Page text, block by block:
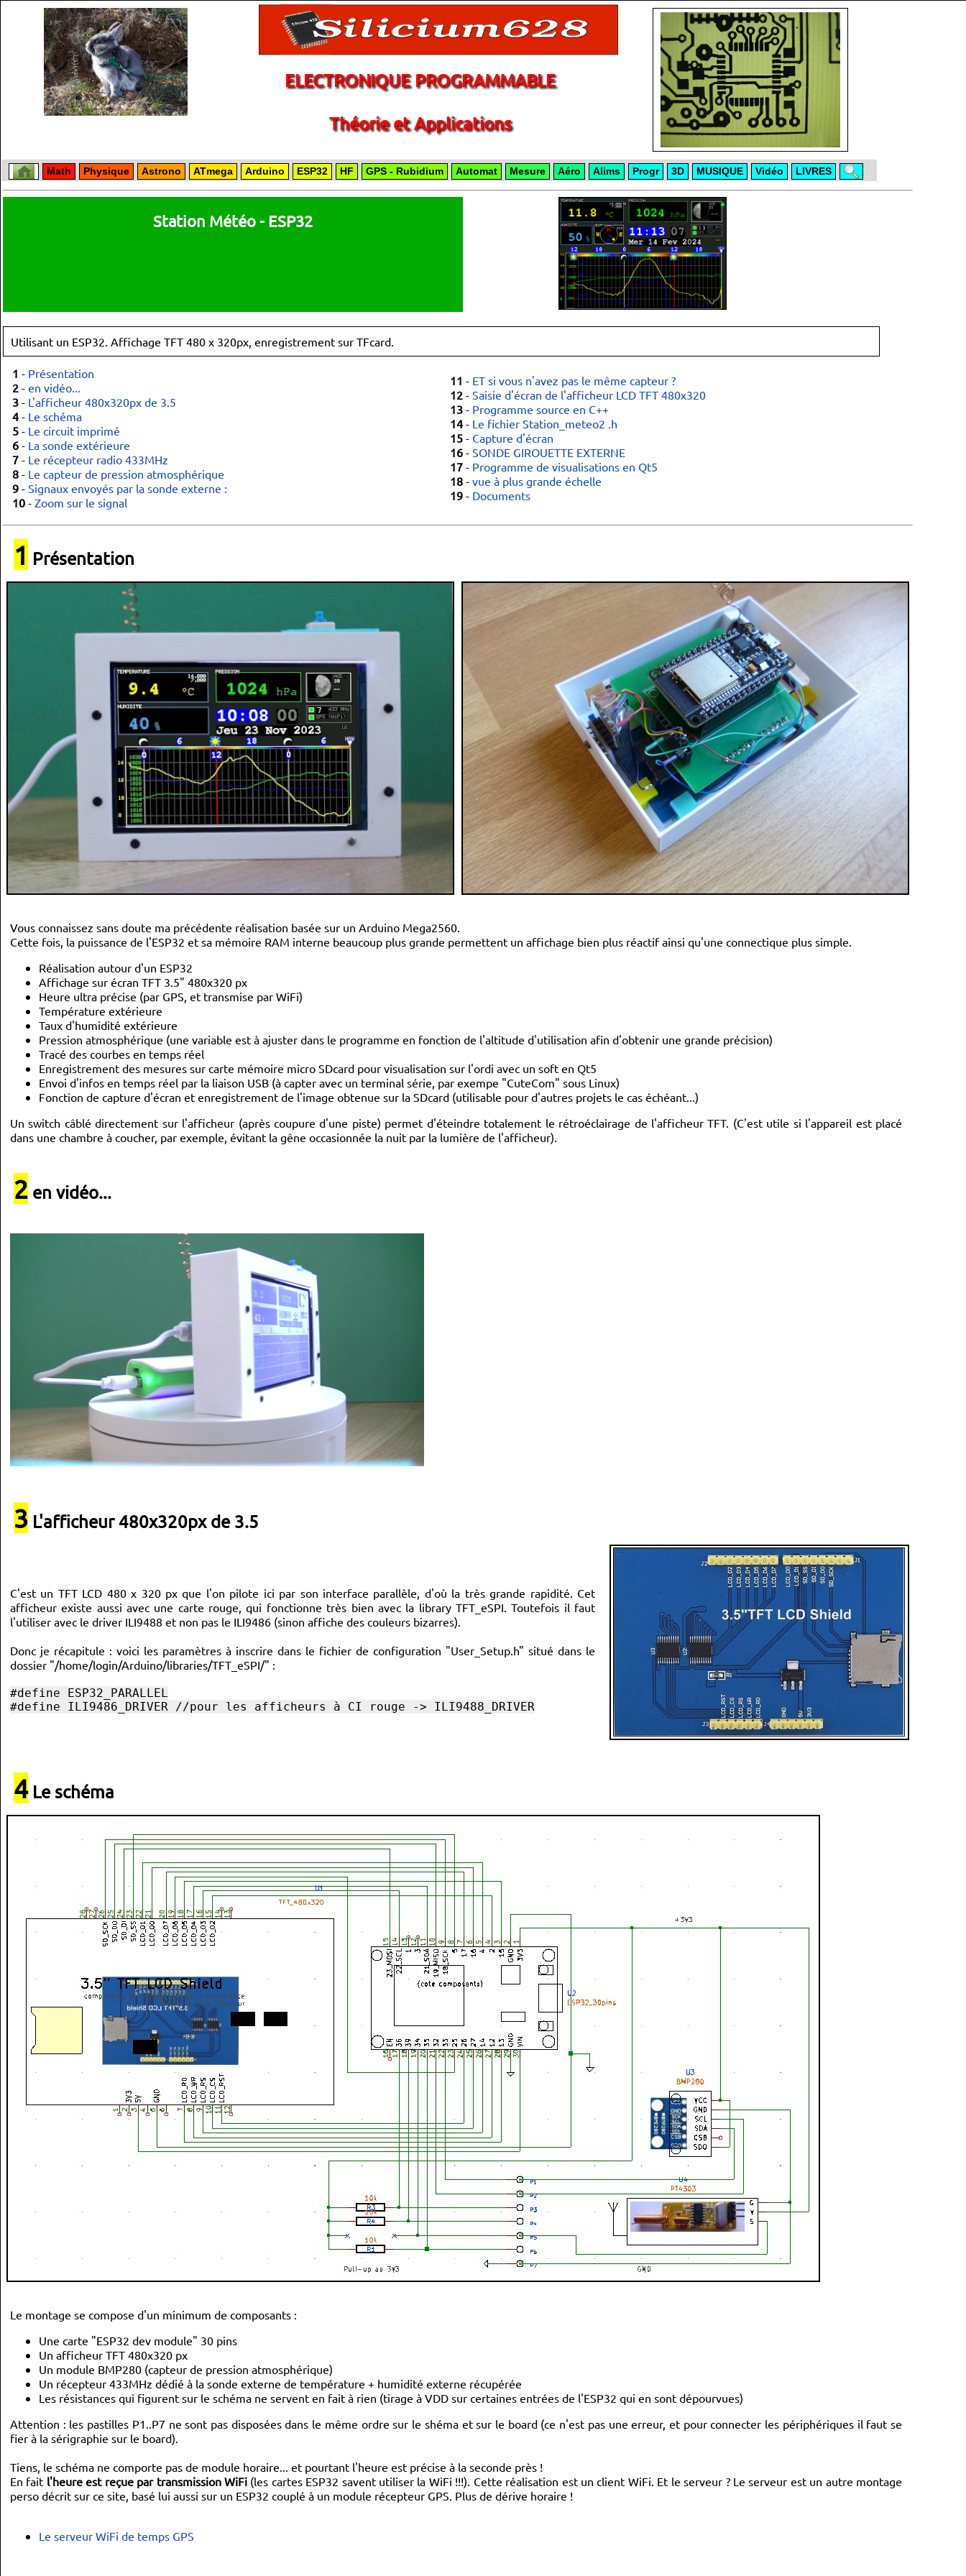
ELECTRONIQUE PROGRAMMABLE
Théorie et Applications
Math Physique Astrono ATmega Arduino ESP32 HF GPS - Rubidium Automat Mesure Aéro Alims Progr 3D MUSIQUE Vidéo LIVRES
Station Météo - ESP32
Utilisant un ESP32. Affichage TFT 480 x 320px, enregistrement sur TFcard.
1 - Présentation
2 - en vidéo...
3 - L'afficheur 480x320px de 3.5
4 - Le schéma
5 - Le circuit imprimé
6 - La sonde extérieure
7 - Le récepteur radio 433MHz
8 - Le capteur de pression atmosphérique
9 - Signaux envoyés par la sonde externe :
10 - Zoom sur le signal
11 - ET si vous n'avez pas le même capteur ?
12 - Saisie d'écran de l'afficheur LCD TFT 480x320
13 - Programme source en C++
14 - Le fichier Station_meteo2 .h
15 - Capture d'écran
16 - SONDE GIROUETTE EXTERNE
17 - Programme de visualisations en Qt5
18 - vue à plus grande échelle
19 - Documents
1 Présentation
Vous connaissez sans doute ma précédente réalisation basée sur un Arduino Mega2560.
Cette fois, la puissance de l'ESP32 et sa mémoire RAM interne beaucoup plus grande permettent un affichage bien plus réactif ainsi qu'une connectique plus simple.
Réalisation autour d'un ESP32
Affichage sur écran TFT 3.5" 480x320 px
Heure ultra précise (par GPS, et transmise par WiFi)
Température extérieure
Taux d'humidité extérieure
Pression atmosphérique (une variable est à ajuster dans le programme en fonction de l'altitude d'utilisation afin d'obtenir une grande précision)
Tracé des courbes en temps réel
Enregistrement des mesures sur carte mémoire micro SDcard pour visualisation sur l'ordi avec un soft en Qt5
Envoi d'infos en temps réel par la liaison USB (à capter avec un terminal série, par exempe "CuteCom" sous Linux)
Fonction de capture d'écran et enregistrement de l'image obtenue sur la SDcard (utilisable pour d'autres projets le cas échéant...)
Un switch câblé directement sur l'afficheur (après coupure d'une piste) permet d'éteindre totalement le rétroéclairage de l'afficheur TFT. (C'est utile si l'appareil est placé
dans une chambre à coucher, par exemple, évitant la gêne occasionnée la nuit par la lumière de l'afficheur).
2 en vidéo...
3 L'afficheur 480x320px de 3.5
C'est un TFT LCD 480 x 320 px que l'on pilote ici par son interface parallèle, d'où la très grande rapidité. Cet
afficheur existe aussi avec une carte rouge, qui fonctionne très bien avec la library TFT_eSPI. Toutefois il faut
l'utiliser avec le driver ILI9488 et non pas le ILI9486 (sinon affiche des couleurs bizarres).
Donc je récapitule : voici les paramètres à inscrire dans le fichier de configuration "User_Setup.h" situé dans le
dossier "/home/login/Arduino/libraries/TFT_eSPI/" :
#define ESP32_PARALLEL
#define ILI9486_DRIVER //pour les afficheurs à CI rouge -> ILI9488_DRIVER
4Le schéma
Le montage se compose d'un minimum de composants :
Une carte "ESP32 dev module" 30 pins
Un afficheur TFT 480x320 px
Un module BMP280 (capteur de pression atmosphérique)
Un récepteur 433MHz dédié à la sonde externe de température + humidité externe récupérée
Les résistances qui figurent sur le schéma ne servent en fait à rien (tirage à VDD sur certaines entrées de l'ESP32 qui en sont dépourvues)
Attention : les pastilles P1..P7 ne sont pas disposées dans le même ordre sur le shéma et sur le board (ce n'est pas une erreur, et pour connecter les périphériques il faut se
fier à la sérigraphie sur le board).
Tiens, le schéma ne comporte pas de module horaire... et pourtant l'heure est précise à la seconde près !
En fait l'heure est reçue par transmission WiFi(les cartes ESP32 savent utiliser la WiFi !!!). Cette réalisation est un client WiFi. Et le serveur ? Le serveur est un autre montage
perso décrit sur ce site, basé lui aussi sur un ESP32 couplé à un module récepteur GPS. Plus de dérive horaire !
Le serveur WiFi de temps GPS